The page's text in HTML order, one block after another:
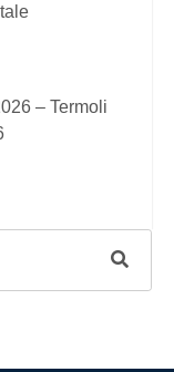
– Termoli